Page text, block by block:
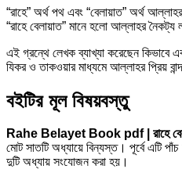
“রাহে” অর্থ পথ এবং “বেলায়াত” অর্থ
“রাহে বেলায়াত” মানে হলো আল্লাহর নৈকট্য
এই গ্রন্থে লেখক ব্যাখ্যা করেছেন
যিকর ও তাকওয়ার মাধ্যমে আল্লাহর প্রিয়
বইটির মূল বিষয়বস্তু
Rahe Belayet Book pdf | রাহে
মোট সাতটি অধ্যায়ে বিন্যস্ত। পূর্বে এটি
দুটি অধ্যায় সংযোজন করা হয়।